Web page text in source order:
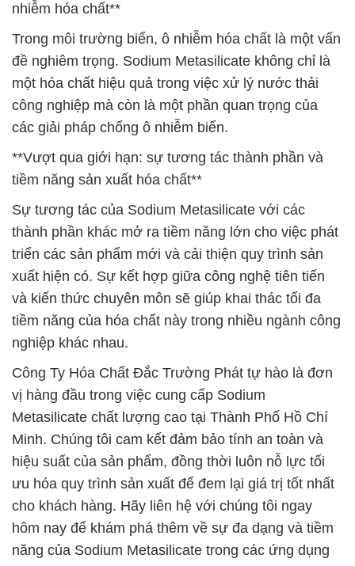
nhiễm hóa chất**
Trong môi trường biển, ô nhiễm hóa chất là một vấn
đề nghiêm trọng. Sodium Metasilicate không chỉ là
một hóa chất hiệu quả trong việc xử lý nước thải
công nghiệp mà còn là một phần quan trọng của
các giải pháp chống ô nhiễm biển.
**Vượt qua giới hạn: sự tương tác thành phần và
tiềm năng sản xuất hóa chất**
Sự tương tác của Sodium Metasilicate với các
thành phần khác mở ra tiềm năng lớn cho việc phát
triển các sản phẩm mới và cải thiện quy trình sản
xuất hiện có. Sự kết hợp giữa công nghệ tiên tiến
và kiến thức chuyên môn sẽ giúp khai thác tối đa
tiềm năng của hóa chất này trong nhiều ngành công
nghiệp khác nhau.
Công Ty Hóa Chất Đắc Trường Phát tự hào là đơn
vị hàng đầu trong việc cung cấp Sodium
Metasilicate chất lượng cao tại Thành Phố Hồ Chí
Minh. Chúng tôi cam kết đảm bảo tính an toàn và
hiệu suất của sản phẩm, đồng thời luôn nỗ lực tối
ưu hóa quy trình sản xuất để đem lại giá trị tốt nhất
cho khách hàng. Hãy liên hệ với chúng tôi ngay
hôm nay để khám phá thêm về sự đa dạng và tiềm
năng của Sodium Metasilicate trong các ứng dụng